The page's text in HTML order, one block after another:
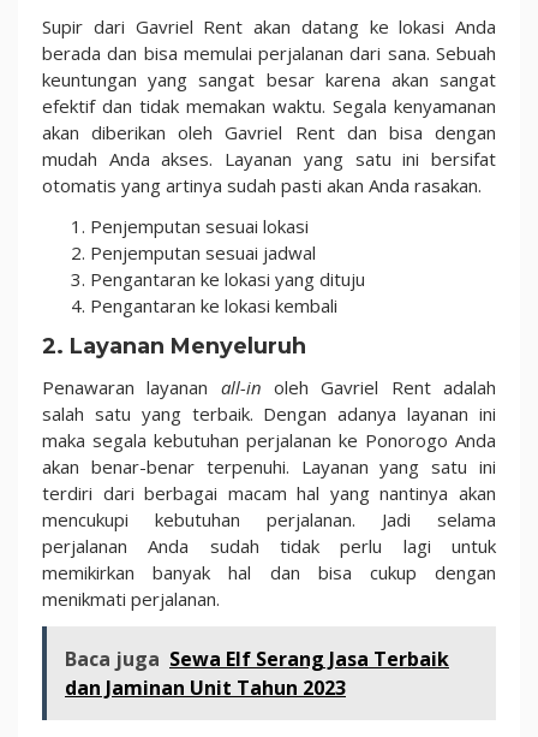
Supir dari Gavriel Rent akan datang ke lokasi Anda
berada dan bisa memulai perjalanan dari sana. Sebuah
keuntungan yang sangat besar karena akan sangat
efektif dan tidak memakan waktu. Segala kenyamanan
akan diberikan oleh Gavriel Rent dan bisa dengan
mudah Anda akses. Layanan yang satu ini bersifat
otomatis yang artinya sudah pasti akan Anda rasakan.
Penjemputan sesuai lokasi
Penjemputan sesuai jadwal
Pengantaran ke lokasi yang dituju
Pengantaran ke lokasi kembali
2. Layanan Menyeluruh
Penawaran layanan all-in oleh Gavriel Rent adalah
salah satu yang terbaik. Dengan adanya layanan ini
maka segala kebutuhan perjalanan ke Ponorogo Anda
akan benar-benar terpenuhi. Layanan yang satu ini
terdiri dari berbagai macam hal yang nantinya akan
mencukupi kebutuhan perjalanan. Jadi selama
perjalanan Anda sudah tidak perlu lagi untuk
memikirkan banyak hal dan bisa cukup dengan
menikmati perjalanan.
Baca juga Sewa Elf Serang Jasa Terbaik
dan Jaminan Unit Tahun 2023